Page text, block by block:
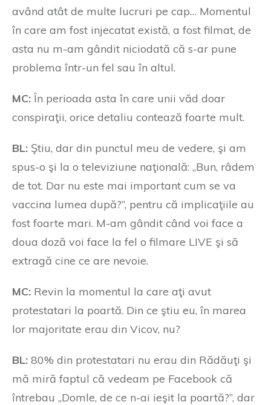
având atât de multe lucruri pe cap… Momentul
în care am fost injecatat există, a fost filmat, de
asta nu m-am gândit niciodată că s-ar pune
problema într-un fel sau în altul.
MC: În perioada asta în care unii văd doar
conspiraţii, orice detaliu contează foarte mult.
BL: Ştiu, dar din punctul meu de vedere, şi am
spus-o şi la o televiziune naţională: „Bun, râdem
de tot. Dar nu este mai important cum se va
vaccina lumea după?”, pentru că implicaţiile au
fost foarte mari. M-am gândit când voi face a
doua doză voi face la fel o filmare LIVE şi să
extragă cine ce are nevoie.
MC: Revin la momentul la care aţi avut
protestatari la poartă. Din ce ştiu eu, în marea
lor majoritate erau din Vicov, nu?
BL: 80% din protestatari nu erau din Rădăuţi şi
mă miră faptul că vedeam pe Facebook că
întrebau „Domle, de ce n-ai ieşit la poartă?”, dar